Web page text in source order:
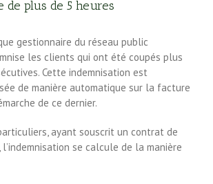
de plus de 5 heures
gestionnaire du réseau public
les clients qui ont été coupés plus
Cette indemnisation est
de manière automatique sur la facture
de ce dernier.
ayant souscrit un contrat de
l’indemnisation se calcule de la manière